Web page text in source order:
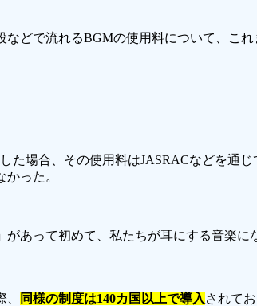
どで流れるBGMの使用料について、これ
場合、その使用料はJASRACなどを通
った。
があって初めて、私たちが耳にする音楽
同様の制度は140カ国以上で導入 されて